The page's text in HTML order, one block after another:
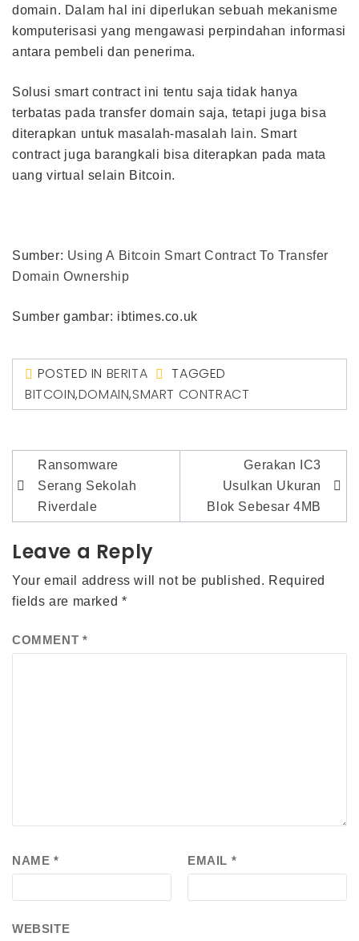
domain. Dalam hal ini diperlukan sebuah mekanisme
komputerisasi yang mengawasi perpindahan informasi
antara pembeli dan penerima.
Solusi smart contract ini tentu saja tidak hanya
terbatas pada transfer domain saja, tetapi juga bisa
diterapkan untuk masalah-masalah lain. Smart
contract juga barangkali bisa diterapkan pada mata
uang virtual selain Bitcoin.
Sumber: Using A Bitcoin Smart Contract To Transfer
Domain Ownership
Sumber gambar: ibtimes.co.uk
POSTED IN BERITA
TAGGED
BITCOIN,DOMAIN,SMART CONTRACT
Post
navigation
Ransomware
Serang Sekolah
Riverdale
Gerakan IC3
Usulkan Ukuran
Blok Sebesar 4MB
Leave a Reply
Your email address will not be published. Required
fields are marked *
COMMENT *
NAME * EMAIL *
WEBSITE